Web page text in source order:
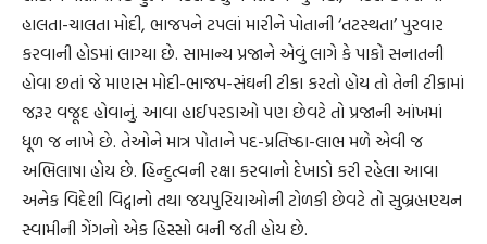
હાલતા-ચાલતા મોદી, ભાજપને ટપલાં મારીને પોતાની ‘તટસ્થતા’ પુરવાર
કરવાની હોડમાં લાગ્યા છે. સામાન્ય પ્રજાને એવું લાગે કે પાકો સનાતની
હોવા છતાં જે માણસ મોદી-ભાજપ-સંઘની ટીકા કરતો હોય તો તેની ટીકામાં
જરૂર વજૂદ હોવાનું. આવા હાઈપરડાઓ પણ છેવટે તો પ્રજાની આંખમાં
ધૂળ જ નાખે છે. તેઓને માત્ર પોતાને પદ-પ્રતિષ્ઠા-લાભ મળે એવી જ
અભિલાષા હોય છે. હિન્દુત્વની રક્ષા કરવાનો દેખાડો કરી રહેલા આવા
અનેક વિદેશી વિદ્વાનો તથા જયપુરિયાઓની ટોળકી છેવટે તો સુબ્રહ્મણ્યન
સ્વામીની ગેંગનો એક હિસ્સો બની જતી હોય છે.